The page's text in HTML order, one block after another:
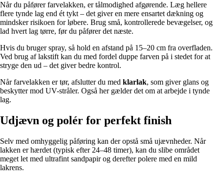
Når du påfører farvelakken, er tålmodighed afgørende. Læg hellere
flere tynde lag end ét tykt – det giver en mere ensartet dækning og
mindsker risikoen for løbere. Brug små, kontrollerede bevægelser, og
lad hvert lag tørre, før du påfører det næste.
Hvis du bruger spray, så hold en afstand på 15–20 cm fra overfladen.
Ved brug af lakstift kan du med fordel duppe farven på i stedet for at
stryge den ud – det giver bedre kontrol.
Når farvelakken er tør, afslutter du med klarlak, som giver glans og
beskytter mod UV-stråler. Også her gælder det om at arbejde i tynde
lag.
Udjævn og polér for perfekt finish
Selv med omhyggelig påføring kan der opstå små ujævnheder. Når
lakken er hærdet (typisk efter 24–48 timer), kan du slibe området
meget let med ultrafint sandpapir og derefter polere med en mild
lakrens.